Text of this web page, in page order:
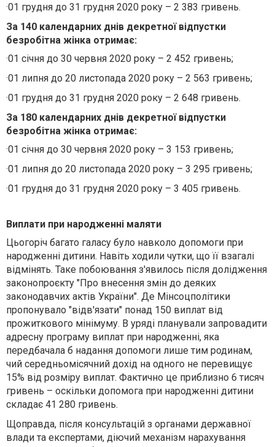
·01 грудня до 31 грудня 2020 року – 2 383 гривень.
За 140 календарних днів декретної відпустки
безробітна жінка отримає:
·01 січня до 30 червня 2020 року – 2 452 гривень;
·01 липня до 20 листопада 2020 року – 2 563 гривень;
·01 грудня до 31 грудня 2020 року – 2 648 гривень.
За 180 календарних днів декретної відпустки
безробітна жінка отримає:
·01 січня до 30 червня 2020 року – 3 153 гривень;
·01 липня до 20 листопада 2020 року – 3 295 гривень;
·01 грудня до 31 грудня 2020 року – 3 405 гривень.
Виплати при народженні маляти
Цьогоріч багато галасу було навколо допомоги при
народженні дитини. Навіть ходили чутки, що її взагалі
відмінять. Таке побоювання з'явилось після долідження
законопроєкту "Про внесення змін до деяких
законодавчих актів України". Де Мінсоцполітики
пропонувало "відв'язати" понад 150 виплат від
прожиткового мінімуму. В уряді планували запровадити
адресну програму виплат при народженні, яка
передбачала б надання допомоги лише тим родинам,
чий середньомісячний дохід на одного не перевищує
15% від розміру виплат. Фактично це приблизно 6 тисяч
гривень – оскільки допомога при народженні дитини
складає 41 280 гривень.
Щоправда, після консультацій з органами державної
влади та експертами, діючий механізм нарахування